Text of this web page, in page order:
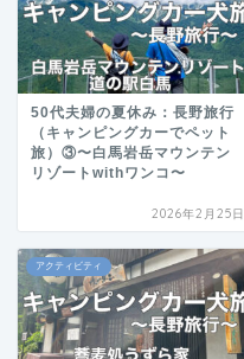
50代夫婦の夏休み：長野旅行
（キャンピングカーでペット
旅）③〜白馬岩岳マウンテン
リゾートwithワンコ〜
2026年2月25日
アクティビティ